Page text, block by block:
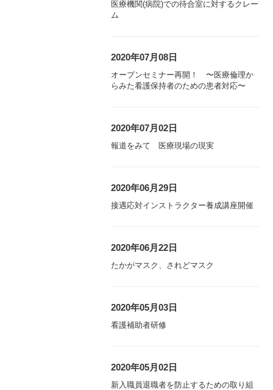
医療機関(病院)での待合室に対するクレー
ム
2020年07月08日
オープンセミナー再開！ 〜医療倫理か
らみた看護保持者のための患者対応〜
2020年07月02日
報道をみて 医療現場の現実
2020年06月29日
接遇応対インストラクター養成講座開催
2020年06月22日
たかがマスク、されどマスク
2020年05月03日
看護補助者研修
2020年05月02日
新入職員退職者を防止するための取り組